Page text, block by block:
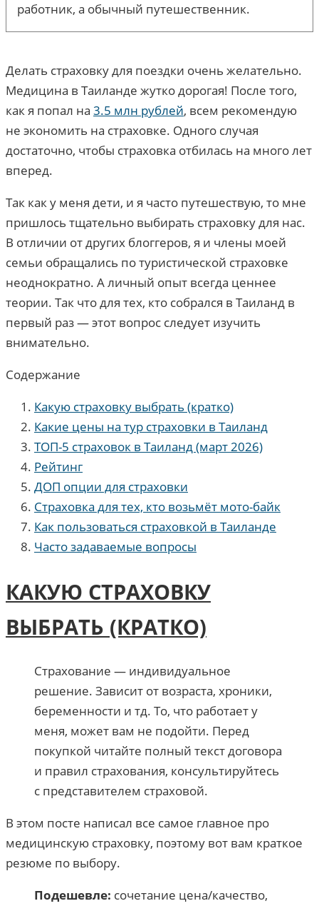
работник, а обычный путешественник.
Делать страховку для поездки очень желательно.
Медицина в Таиланде жутко дорогая! После того,
как я попал на 3.5 млн рублей, всем рекомендую
не экономить на страховке. Одного случая
достаточно, чтобы страховка отбилась на много лет
вперед.
Так как у меня дети, и я часто путешествую, то мне
пришлось тщательно выбирать страховку для нас.
В отличии от других блоггеров, я и члены моей
семьи обращались по туристической страховке
неоднократно. А личный опыт всегда ценнее
теории. Так что для тех, кто собрался в Таиланд в
первый раз — этот вопрос следует изучить
внимательно.
Содержание
Какую страховку выбрать (кратко)
Какие цены на тур страховки в Таиланд
ТОП-5 страховок в Таиланд (март 2026)
Рейтинг
ДОП опции для страховки
Страховка для тех, кто возьмёт мото-байк
Как пользоваться страховкой в Таиланде
Часто задаваемые вопросы
КАКУЮ СТРАХОВКУ
ВЫБРАТЬ (КРАТКО)
Страхование — индивидуальное
решение. Зависит от возраста, хроники,
беременности и тд. То, что работает у
меня, может вам не подойти. Перед
покупкой читайте полный текст договора
и правил страхования, консультируйтесь
с представителем страховой.
В этом посте написал все самое главное про
медицинскую страховку, поэтому вот вам краткое
резюме по выбору.
Подешевле: сочетание цена/качество,